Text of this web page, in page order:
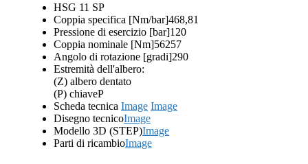
HSG 11 SP
Coppia specifica [Nm/bar]468,81
Pressione di esercizio [bar]120
Coppia nominale [Nm]56257
Angolo di rotazione [gradi]290
Estremità dell'albero:
(Z) albero dentato
(P) chiaveP
Scheda tecnica Image Image
Disegno tecnicoImage
Modello 3D (STEP)Image
Parti di ricambioImage